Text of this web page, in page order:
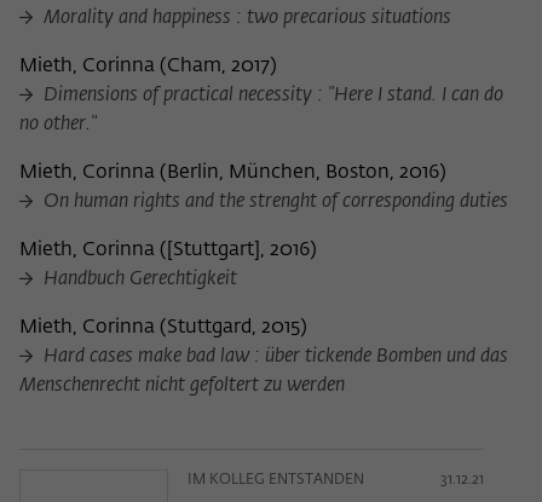
Morality and happiness : two precarious situations
Mieth, Corinna (Cham, 2017)
Dimensions of practical necessity : "Here I stand. I can do
no other."
Mieth, Corinna ( Berlin, München, Boston, 2016)
On human rights and the strenght of corresponding duties
Mieth, Corinna ( [Stuttgart], 2016)
Handbuch Gerechtigkeit
Mieth, Corinna (Stuttgard, 2015)
Hard cases make bad law : über tickende Bomben und das
Menschenrecht nicht gefoltert zu werden
IM KOLLEG ENTSTANDEN 31.12.21